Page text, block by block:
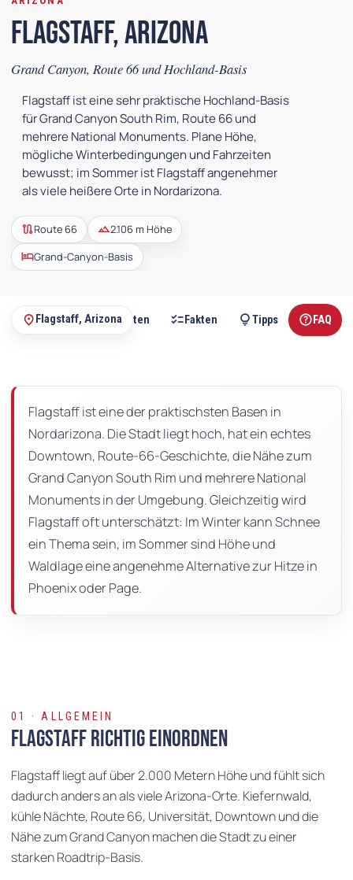
Flagstaff, Arizona
Grand Canyon, Route 66 und Hochland-Basis
Flagstaff ist eine sehr praktische Hochland-Basis
für Grand Canyon South Rim, Route 66 und
mehrere National Monuments. Plane Höhe,
mögliche Winterbedingungen und Fahrzeiten
bewusst; im Sommer ist Flagstaff angenehmer
als viele heißere Orte in Nordarizona.
routeRoute 66 landscape2.106 m Höhe
hotelGrand-Canyon-Basis
dieser
Seite
placeFlagstaff, Arizona
Outdoor hotelÜbernachten checklist Fakten lightbulbTipps help FAQ
Flagstaff ist eine der praktischsten Basen in
Nordarizona. Die Stadt liegt hoch, hat ein echtes
Downtown, Route-66-Geschichte, die Nähe zum
Grand Canyon South Rim und mehrere National
Monuments in der Umgebung. Gleichzeitig wird
Flagstaff oft unterschätzt: Im Winter kann Schnee
ein Thema sein, im Sommer sind Höhe und
Waldlage eine angenehme Alternative zur Hitze in
Phoenix oder Page.
01 · ALLGEMEIN
Flagstaff richtig einordnen
Flagstaff liegt auf über 2.000 Metern Höhe und fühlt sich
dadurch anders an als viele Arizona-Orte. Kiefernwald,
kühle Nächte, Route 66, Universität, Downtown und die
Nähe zum Grand Canyon machen die Stadt zu einer
starken Roadtrip-Basis.